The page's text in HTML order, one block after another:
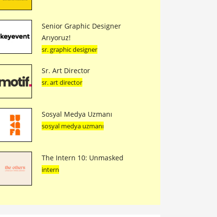
Senior Graphic Designer
Arıyoruz!
sr. graphic designer
Sr. Art Director
sr. art director
Sosyal Medya Uzmanı
sosyal medya uzmanı
The Intern 10: Unmasked
intern